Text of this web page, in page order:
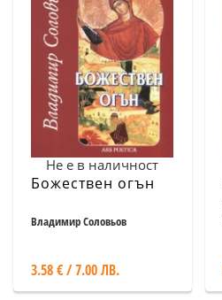
Не е в наличност
Божествен огън
Владимир Соловьов
3.58 € / 7.00 ЛВ.